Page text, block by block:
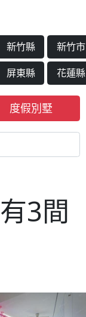
新竹縣 新竹市
屏東縣 花蓮縣
度假別墅
3間